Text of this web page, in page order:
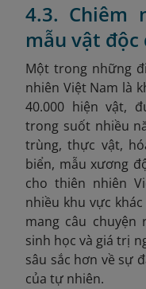
4.3. Chiêm
mẫu vật độc
Một trong những
nhiên Việt Nam là
40.000 hiện vật,
trong suốt nhiều
trùng, thực vật,
biển, mẫu xương
cho thiên nhiên
nhiều khu vực
mang câu chuyện
sinh học và giá trị
sâu sắc hơn về sự
của tự nhiên.